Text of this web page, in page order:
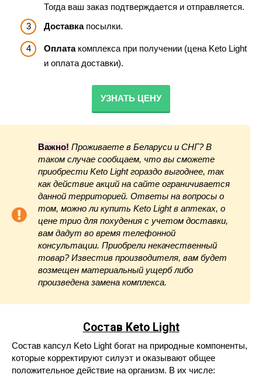
Тогда ваш заказ подтверждается и отправляется.
Доставкапосылки.
Оплатакомплекса при получении (цена Keto Light
и оплата доставки).
УЗНАТЬ ЦЕНУ
Важно! Проживаете в Беларуси и СНГ? В
таком случае сообщаем, что вы сможете
приобрести Keto Light гораздо выгоднее, так
как действие акций на сайте ограничивается
данной территорией. Ответы на вопросы о
том, можно ли купить Keto Light в аптеках, о
цене трио для похудения с учетом доставки,
вам дадут во время телефонной
консультации. Приобрели некачественный
товар? Известив производителя, вам будет
возмещен материальный ущерб либо
произведена замена комплекса.
Состав Keto Light
Состав капсул Keto Light богат на природные компоненты,
которые корректируют силуэт и оказывают общее
положительное действие на организм. В их числе: